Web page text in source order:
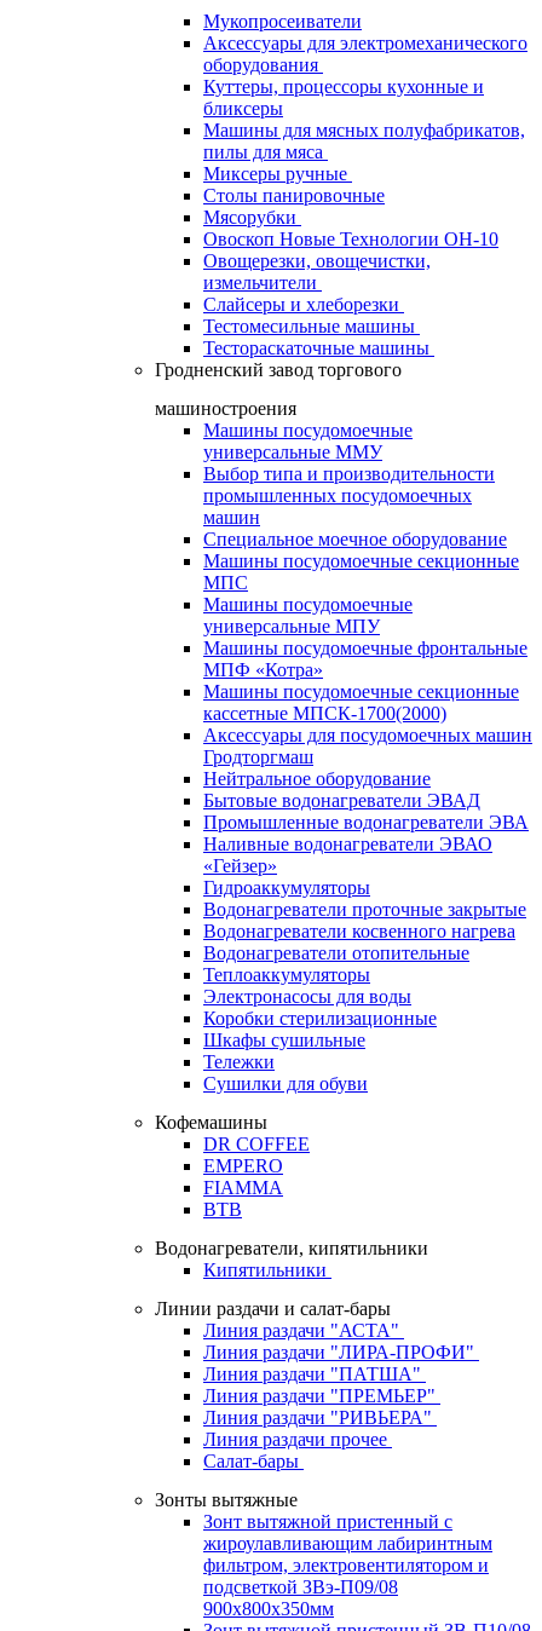
Мукопросеиватели
Аксессуары для электромеханического
оборудования
Куттеры, процессоры кухонные и
бликсеры
Машины для мясных полуфабрикатов,
пилы для мяса
Миксеры ручные
Столы панировочные
Мясорубки
Овоскоп Новые Технологии ОН-10
Овощерезки, овощечистки,
измельчители
Слайсеры и хлеборезки
Тестомесильные машины
Тестораскаточные машины
Гродненский завод торгового
машиностроения
Машины посудомоечные
универсальные ММУ
Выбор типа и производительности
промышленных посудомоечных
машин
Специальное моечное оборудование
Машины посудомоечные секционные
МПС
Машины посудомоечные
универсальные МПУ
Машины посудомоечные фронтальные
МПФ «Котра»
Машины посудомоечные секционные
кассетные МПСК-1700(2000)
Аксессуары для посудомоечных машин
Гродторгмаш
Нейтральное оборудование
Бытовые водонагреватели ЭВАД
Промышленные водонагреватели ЭВА
Наливные водонагреватели ЭВАО
«Гейзер»
Гидроаккумуляторы
Водонагреватели проточные закрытые
Водонагреватели косвенного нагрева
Водонагреватели отопительные
Теплоаккумуляторы
Электронасосы для воды
Коробки стерилизационные
Шкафы сушильные
Тележки
Сушилки для обуви
Кофемашины
DR COFFEE
EMPERO
FIAMMA
BTB
Водонагреватели, кипятильники
Кипятильники
Линии раздачи и салат-бары
Линия раздачи "АСТА"
Линия раздачи "ЛИРА-ПРОФИ"
Линия раздачи "ПАТША"
Линия раздачи "ПРЕМЬЕР"
Линия раздачи "РИВЬЕРА"
Линия раздачи прочее
Салат-бары
Зонты вытяжные
Зонт вытяжной пристенный с
жироулавливающим лабиринтным
фильтром, электровентилятором и
подсветкой ЗВэ-П09/08
900х800х350мм